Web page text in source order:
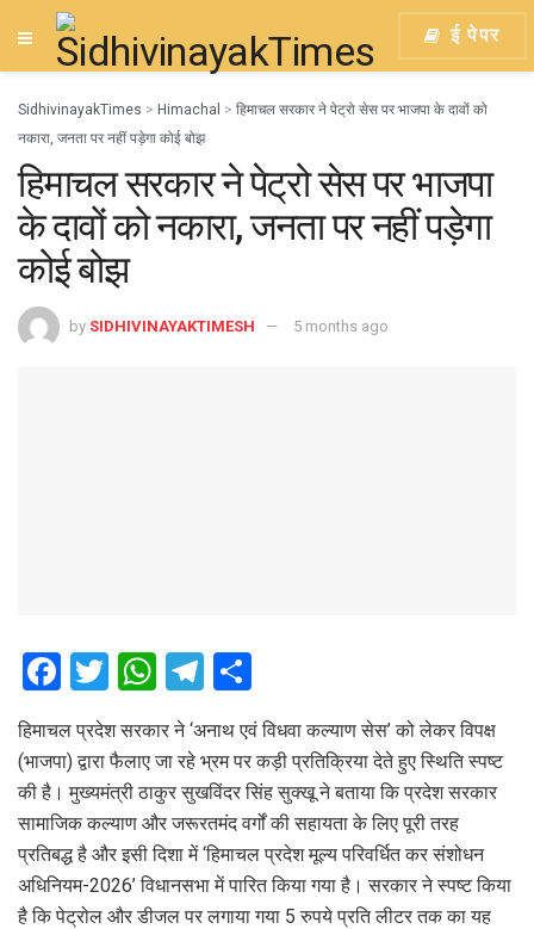
ई पेपर
SidhivinayakTimes > Himachal > हिमाचल सरकार ने पेट्रो सेस पर भाजपा के दावों को
नकारा, जनता पर नहीं पड़ेगा कोई बोझ
हिमाचल सरकार ने पेट्रो सेस पर भाजपा
के दावों को नकारा, जनता पर नहीं पड़ेगा
कोई बोझ
by SIDHIVINAYAKTIMESH 5 months ago
F
ce
b
o
o
k
T
tt
er
W
at
s
A
p
p
T
e
gr
a
m
h
ar
e
हिमाचल प्रदेश सरकार ने ‘अनाथ एवं विधवा कल्याण सेस’ को लेकर विपक्ष
(भाजपा) द्वारा फैलाए जा रहे भ्रम पर कड़ी प्रतिक्रिया देते हुए स्थिति स्पष्ट
की है। मुख्यमंत्री ठाकुर सुखविंदर सिंह सुक्खू ने बताया कि प्रदेश सरकार
सामाजिक कल्याण और जरूरतमंद वर्गों की सहायता के लिए पूरी तरह
प्रतिबद्ध है और इसी दिशा में ‘हिमाचल प्रदेश मूल्य परिवर्धित कर संशोधन
अधिनियम-2026’ विधानसभा में पारित किया गया है। सरकार ने स्पष्ट किया
है कि पेट्रोल और डीजल पर लगाया गया 5 रुपये प्रति लीटर तक का यह